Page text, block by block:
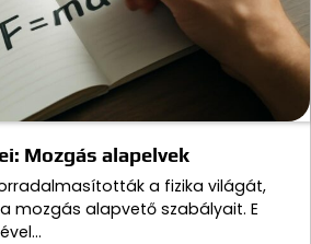
Mozgás alapelvek
a fizika világát,
mozgás alapvető szabályait. E